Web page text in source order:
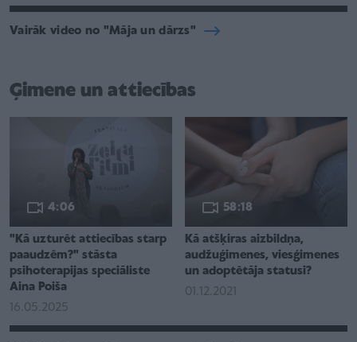
Vairāk video no "Māja un dārzs"
Ģimene un attiecības
4:06
"Kā uzturēt attiecības starp
paaudzēm?" stāsta
psihoterapijas speciāliste
Aina Poiša
16.05.2025
58:18
Kā atšķiras aizbildņa,
audžuģimenes, viesģimenes
un adoptētāja statusi?
01.12.2021